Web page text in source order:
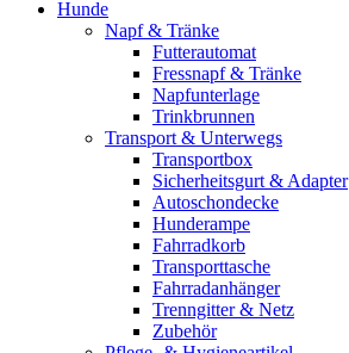
Hunde
Napf & Tränke
Futterautomat
Fressnapf & Tränke
Napfunterlage
Trinkbrunnen
Transport & Unterwegs
Transportbox
Sicherheitsgurt & Adapter
Autoschondecke
Hunderampe
Fahrradkorb
Transporttasche
Fahrradanhänger
Trenngitter & Netz
Zubehör